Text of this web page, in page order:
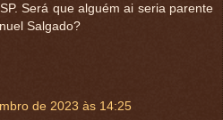
Será que alguém ai seria parente
Salgado?
de 2023 às 14:25